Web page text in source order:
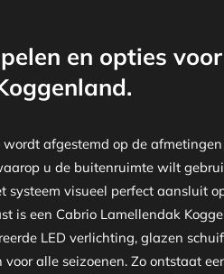
en opties
afgestemd op de
u de buitenruimte wilt
visueel perfect aansluit
is een Cabrio Lamellendak
LED verlichting, glazen
alle seizoenen. Zo ontstaat